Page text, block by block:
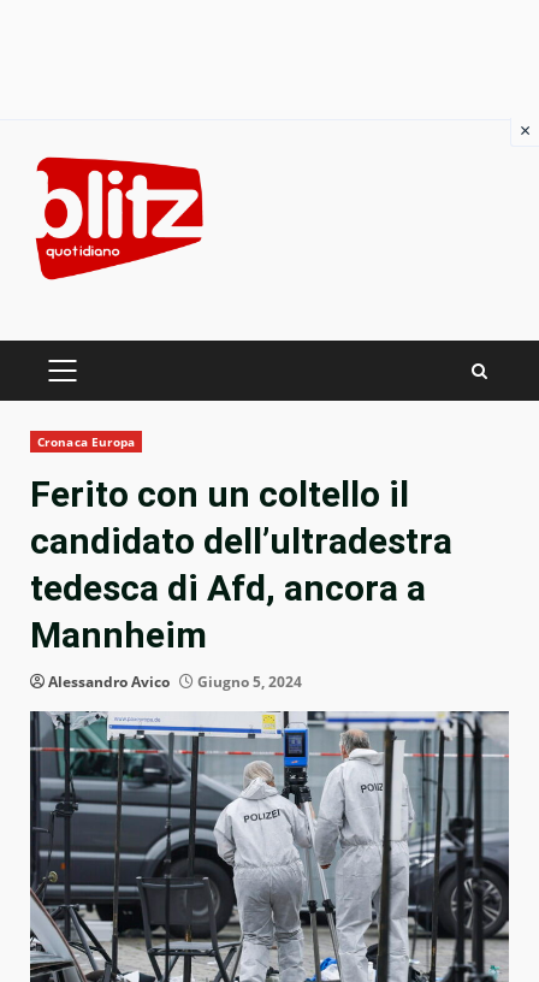
content
PRIMARY
Cronaca Europa
Ferito con un coltello il
candidato dell’ultradestra
tedesca di Afd, ancora a
Mannheim
Alessandro Avico Giugno 5, 2024
×